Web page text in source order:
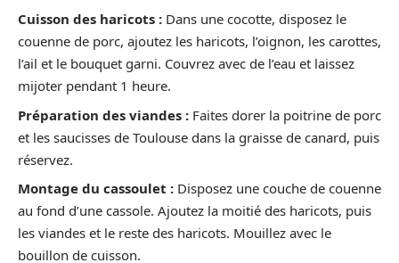
Cuisson des haricots : Dans une cocotte, disposez le
couenne de porc, ajoutez les haricots, l’oignon, les carottes,
l’ail et le bouquet garni. Couvrez avec de l’eau et laissez
mijoter pendant 1 heure.
Préparation des viandes : Faites dorer la poitrine de porc
et les saucisses de Toulouse dans la graisse de canard, puis
réservez.
Montage du cassoulet : Disposez une couche de couenne
au fond d’une cassole. Ajoutez la moitié des haricots, puis
les viandes et le reste des haricots. Mouillez avec le
bouillon de cuisson.